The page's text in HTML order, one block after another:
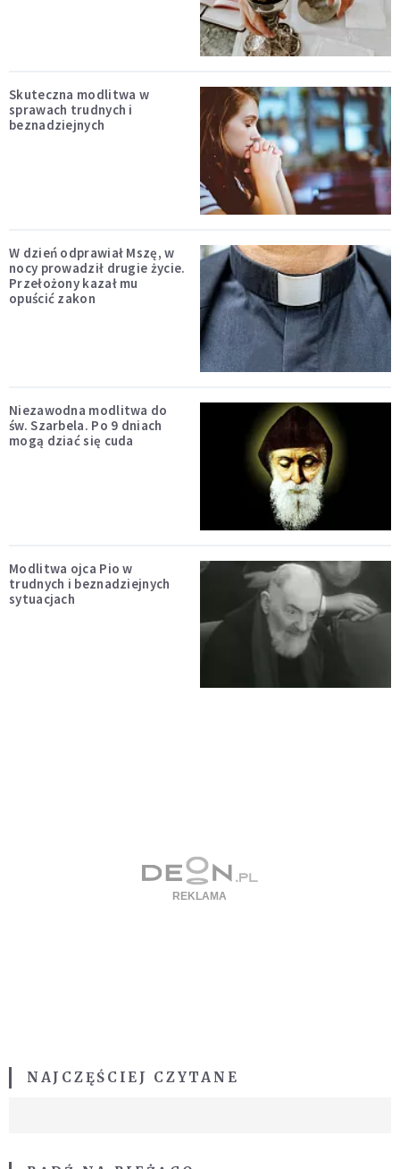
Skuteczna modlitwa w
sprawach trudnych i
beznadziejnych
W dzień odprawiał Mszę, w
nocy prowadził drugie życie.
Przełożony kazał mu
opuścić zakon
Niezawodna modlitwa do
św. Szarbela. Po 9 dniach
mogą dziać się cuda
Modlitwa ojca Pio w
trudnych i beznadziejnych
sytuacjach
NAJCZĘŚCIEJ CZYTANE